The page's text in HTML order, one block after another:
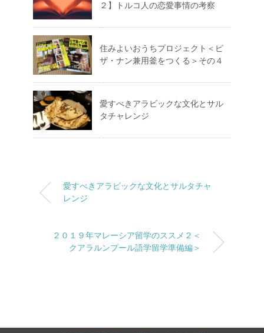
２】トルコ人の恋愛事情の考察
住みよいおうちプロジェクト＜ピ
ザ・ナン兼用釜をつくる＞その４
愛すべきアラビックな文化とサル
タチャレンジ
愛すべきアラビックな文化とサルタチャ
レンジ
２０１９年マレーシア留学のススメ２＜
クアラルンプール語学留学準備編＞